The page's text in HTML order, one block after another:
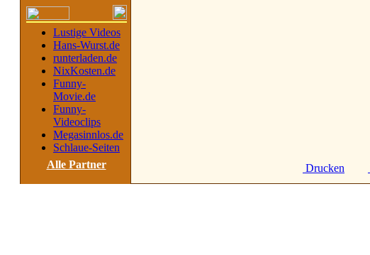
Lustige Videos
Hans-Wurst.de
runterladen.de
NixKosten.de
Funny-
Movie.de
Funny-
Videoclips
Megasinnlos.de
Schlaue-Seiten
Alle Partner
Drucken